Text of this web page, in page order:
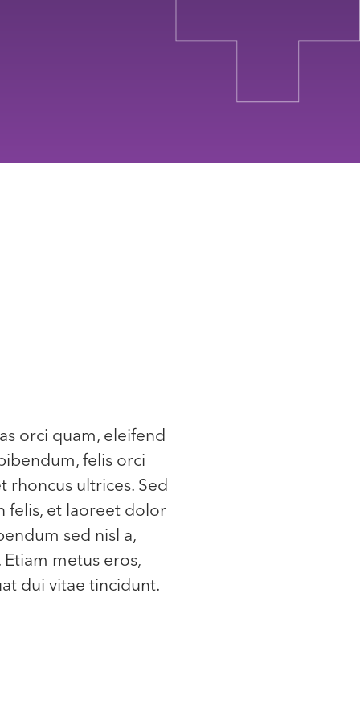
orci quam, eleifend
felis orci
rhoncus ultrices. Sed
felis, et laoreet dolor
sed nisl a,
metus eros,
dui vitae tincidunt.